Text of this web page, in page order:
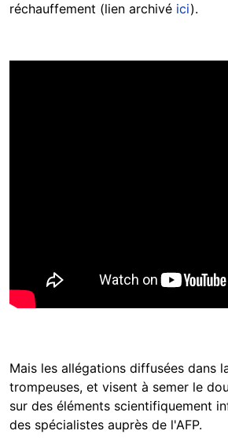
réchauffement (lien archivé ici).
Mais les allégations diffusées dans
trompeuses, et visent à semer le
sur des éléments scientifiquement
des spécialistes auprès de l'AFP.